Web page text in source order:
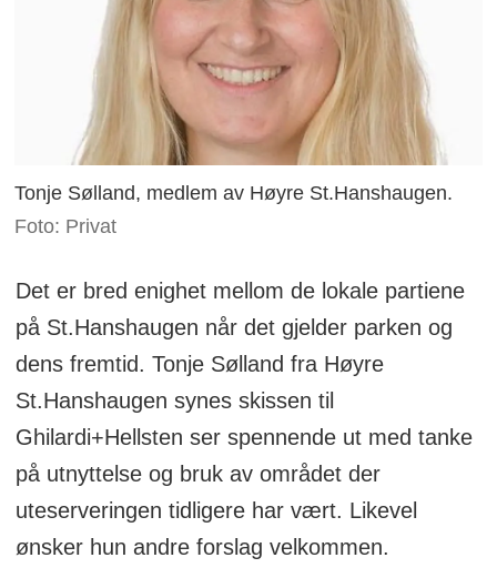
Tonje Sølland, medlem av Høyre St.Hanshaugen.
Foto: Privat
Det er bred enighet mellom de lokale partiene
på St.Hanshaugen når det gjelder parken og
dens fremtid. Tonje Sølland fra Høyre
St.Hanshaugen synes skissen til
Ghilardi+Hellsten ser spennende ut med tanke
på utnyttelse og bruk av området der
uteserveringen tidligere har vært. Likevel
ønsker hun andre forslag velkommen.